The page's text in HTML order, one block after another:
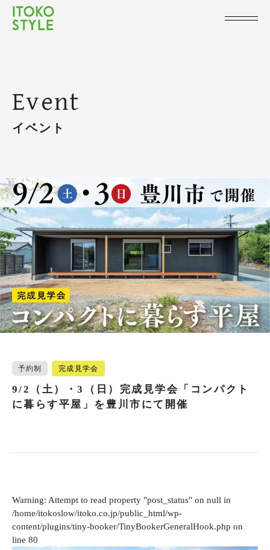
Event
イベント
予約制 完成見学会
9/2（土）・3（日）完成見学会「コンパクト
に暮らす平屋」を豊川市にて開催
Warning: Attempt to read property "post_status" on null in
/home/itokoslow/itoko.co.jp/public_html/wp-
content/plugins/tiny-booker/TinyBookerGeneralHook.php on
line 80